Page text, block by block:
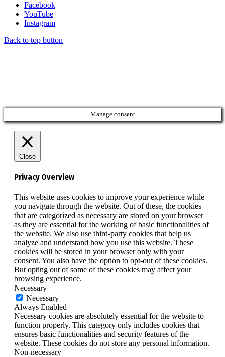
Facebook
YouTube
Instagram
Back to top button
Manage consent
Close
Privacy Overview
This website uses cookies to improve your experience while
you navigate through the website. Out of these, the cookies
that are categorized as necessary are stored on your browser
as they are essential for the working of basic functionalities of
the website. We also use third-party cookies that help us
analyze and understand how you use this website. These
cookies will be stored in your browser only with your
consent. You also have the option to opt-out of these cookies.
But opting out of some of these cookies may affect your
browsing experience.
Necessary
Necessary
Always Enabled
Necessary cookies are absolutely essential for the website to
function properly. This category only includes cookies that
ensures basic functionalities and security features of the
website. These cookies do not store any personal information.
Non-necessary